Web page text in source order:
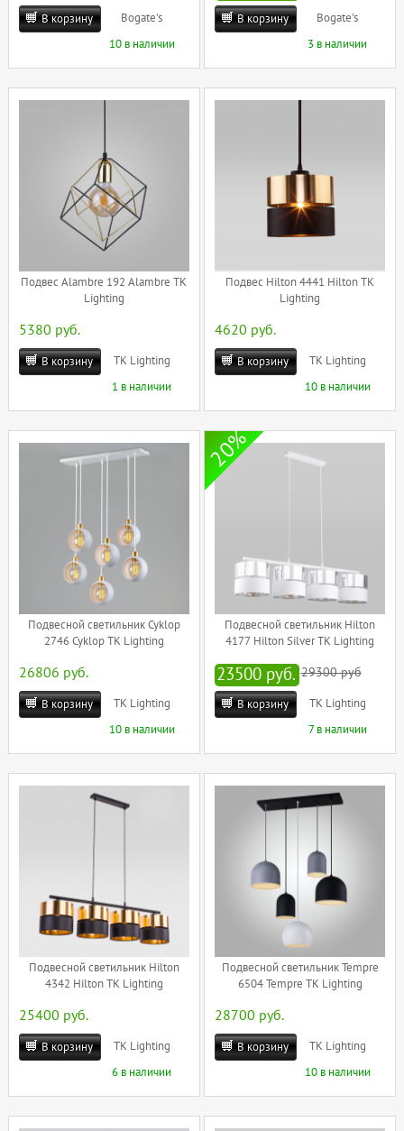
В корзину
Bogate's
10 в наличии
В корзину
Bogate's
3 в наличии
Подвес Alambre 192 Alambre TK
Lighting
5380 руб.
В корзину
TK Lighting
1 в наличии
Подвес Hilton 4441 Hilton TK
Lighting
4620 руб.
В корзину
TK Lighting
10 в наличии
Подвесной светильник Cyklop
2746 Cyklop TK Lighting
26806 руб.
В корзину
TK Lighting
10 в наличии
Подвесной светильник Hilton
4177 Hilton Silver TK Lighting
20%
23500 руб. 29300 руб
В корзину
TK Lighting
7 в наличии
Подвесной светильник Hilton
4342 Hilton TK Lighting
25400 руб.
В корзину
TK Lighting
6 в наличии
Подвесной светильник Tempre
6504 Tempre TK Lighting
28700 руб.
В корзину
TK Lighting
10 в наличии